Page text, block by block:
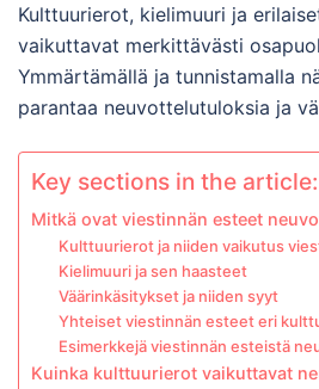
Kulttuurierot, kielimuuri ja
vaikuttavat merkittävästi
Ymmärtämällä ja tunnistamalla
parantaa neuvottelutuloksia ja
Key sections in the article:
Mitkä ovat viestinnän esteet
Kulttuurierot ja niiden vaikutus
Kielimuuri ja sen haasteet
Väärinkäsitykset ja niiden syyt
Yhteiset viestinnän esteet eri
Esimerkkejä viestinnän esteistä
Kuinka kulttuurierot vaikuttavat